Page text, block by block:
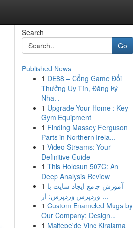
Search
Go
Published News
1 DE88 – Cổng Game Đổi
Thưởng Uy Tín, Đăng Ký
Nha...
1 Upgrade Your Home : Key
Gym Equipment
1 Finding Massey Ferguson
Parts in Northern Irela...
1 Video Streams: Your
Definitive Guide
1 This Holosun 507C: An
Deep Analysis Review
1 آموزش جامع ایجاد سایت با
وردپرس وردپرس: از ...
1 Custom Enameled Mugs by
Our Company: Design...
1 Maltepe'de Vinç Kiralama